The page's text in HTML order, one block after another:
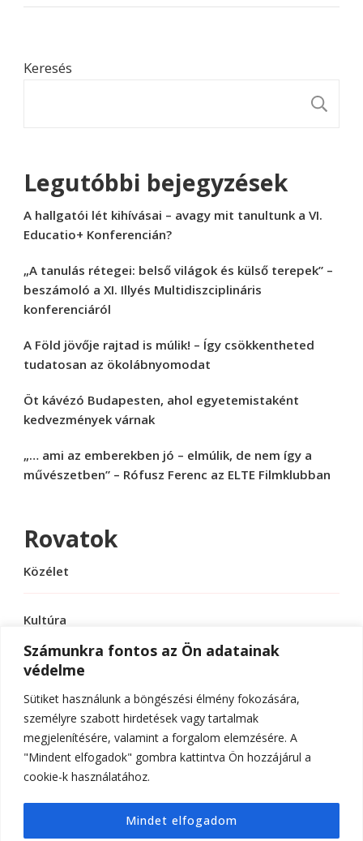
Számunkra fontos az Ön adatainak
védelme
Sütiket használunk a böngészési élmény fokozására,
személyre szabott hirdetések vagy tartalmak
megjelenítésére, valamint a forgalom elemzésére. A
"Mindent elfogadok" gombra kattintva Ön hozzájárul a
cookie-k használatához.
Mindet elfogadom
Keresés
Legutóbbi bejegyzések
A hallgatói lét kihívásai – avagy mit tanultunk a VI.
Educatio+ Konferencián?
„A tanulás rétegei: belső világok és külső terepek” –
beszámoló a XI. Illyés Multidiszciplináris
konferenciáról
A Föld jövője rajtad is múlik! – Így csökkentheted
tudatosan az ökolábnyomodat
Öt kávézó Budapesten, ahol egyetemistaként
kedvezmények várnak
„… ami az emberekben jó – elmúlik, de nem így a
művészetben” – Rófusz Ferenc az ELTE Filmklubban
Rovatok
Közélet
Kultúra
Sport
Tudomány
© Szerzői jog 2026ELTE Online
fenntartva.Hello Fashion | FejlesztetteBlossom